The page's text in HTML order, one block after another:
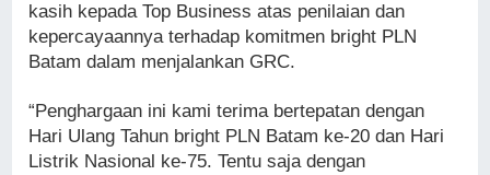
kasih kepada Top Business atas penilaian dan
kepercayaannya terhadap komitmen bright PLN
Batam dalam menjalankan GRC.
“Penghargaan ini kami terima bertepatan dengan
Hari Ulang Tahun bright PLN Batam ke-20 dan Hari
Listrik Nasional ke-75. Tentu saja dengan